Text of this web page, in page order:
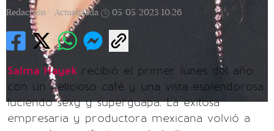
Redacción |
Actualizada 05/05/2023 10:26
Salma Hayek recibió el primer lunes del año
con un delicioso café y una vista esplendorosa
luciendo sexy y superguapa. La exitosa
empresaria y productora mexicana volvió a